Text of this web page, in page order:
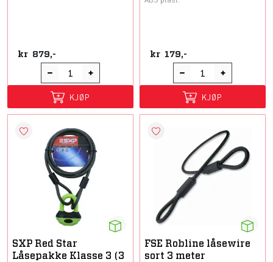
kr 879,-
KJØP
kr 179,-
KJØP
SXP Red Star
Låsepakke Klasse 3 (3
FSE Robline låsewire
sort 3 meter